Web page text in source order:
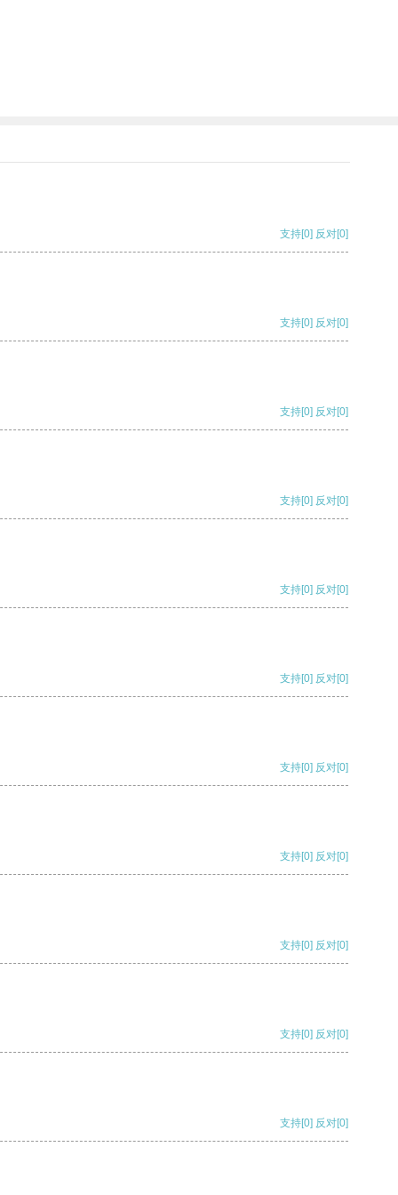
支持[0] 反对[0]
支持[0] 反对[0]
支持[0] 反对[0]
支持[0] 反对[0]
支持[0] 反对[0]
支持[0] 反对[0]
支持[0] 反对[0]
支持[0] 反对[0]
支持[0] 反对[0]
支持[0] 反对[0]
支持[0] 反对[0]